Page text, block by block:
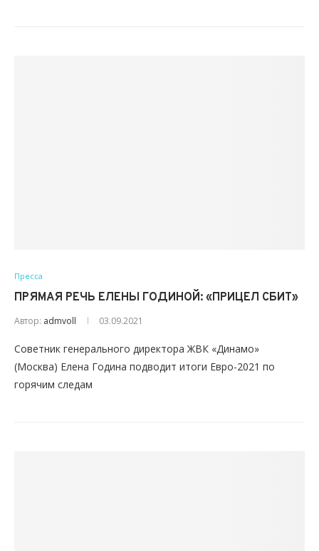
Пресса
ПРЯМАЯ РЕЧЬ ЕЛЕНЫ ГОДИНОЙ: «ПРИЦЕЛ СБИТ»
Автор: admvoll 03.09.2021
Советник генерального директора ЖВК «Динамо»
(Москва) Елена Година подводит итоги Евро-2021 по
горячим следам